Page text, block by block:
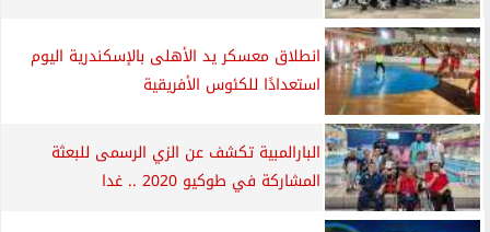
انطلاق معسكر يد الأهلى بالإسكندرية اليوم
استعدادًا للكئوس الأفريقية
البارالمبية تكشف عن الزي الرسمى للبعثة
المشاركة في طوكيو 2020 .. غدا